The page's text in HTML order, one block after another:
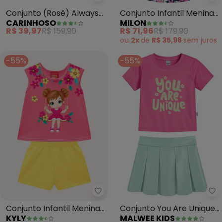
Conjunto (Rosê) Always
Stylish Cropped Menina
CARINHOSO
R$ 39,97R$ 159,90
Conjunto Infantil Menina
Flores (Rosa)
MILON
R$ 71,96R$ 179,90
ou 2x de R$ 35,98 sem juros
-55%
Kyly - Conjunto Infantil Menina
Conjunto Infantil Menina
KYLY
-55%
Conjunto You Are Unique
MALWEE KIDS